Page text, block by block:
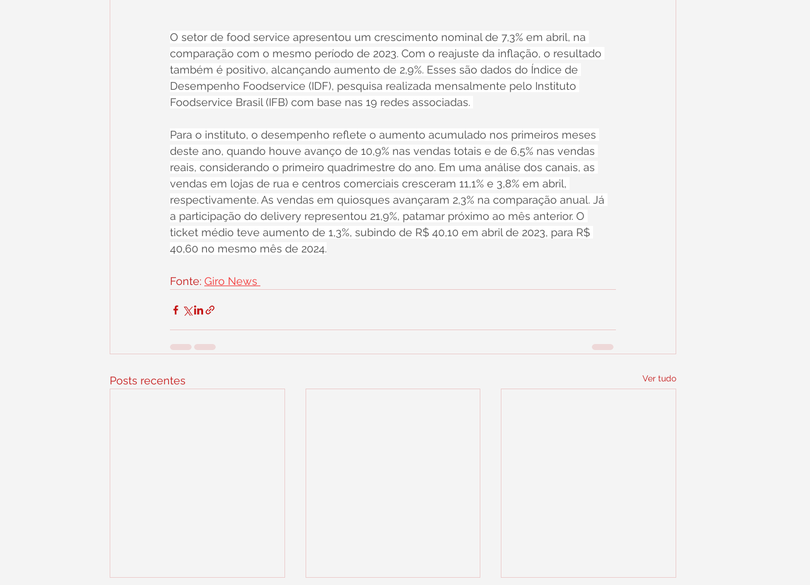
O setor de food service apresentou um crescimento nominal de 7,3% em abril, na
comparação com o mesmo período de 2023. Com o reajuste da inflação, o resultado
também é positivo, alcançando aumento de 2,9%. Esses são dados do Índice de
Desempenho Foodservice (IDF), pesquisa realizada mensalmente pelo Instituto
Foodservice Brasil (IFB) com base nas 19 redes associadas.
Para o instituto, o desempenho reflete o aumento acumulado nos primeiros meses
deste ano, quando houve avanço de 10,9% nas vendas totais e de 6,5% nas vendas
reais, considerando o primeiro quadrimestre do ano. Em uma análise dos canais, as
vendas em lojas de rua e centros comerciais cresceram 11,1% e 3,8% em abril,
respectivamente. As vendas em quiosques avançaram 2,3% na comparação anual. Já
a participação do delivery representou 21,9%, patamar próximo ao mês anterior. O
ticket médio teve aumento de 1,3%, subindo de R$ 40,10 em abril de 2023, para R$
40,60 no mesmo mês de 2024.
Fonte: Giro News
Posts recentes Ver tudo